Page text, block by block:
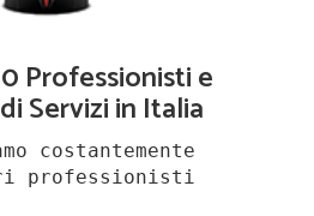
Professionisti e
Servizi in Italia
costantemente
professionisti